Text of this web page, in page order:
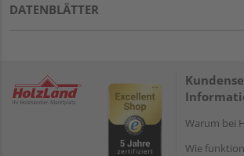
DATENBLÄTTER
Warum bei
Wie